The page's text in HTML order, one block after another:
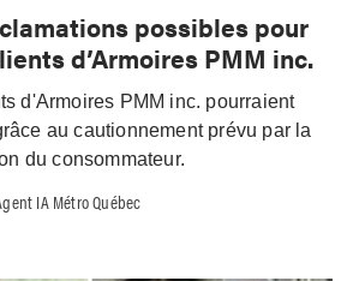
possibles pour
d’Armoires PMM inc.
d'Armoires PMM inc. pourraient
au cautionnement prévu par la
du consommateur.
IA Métro Québec